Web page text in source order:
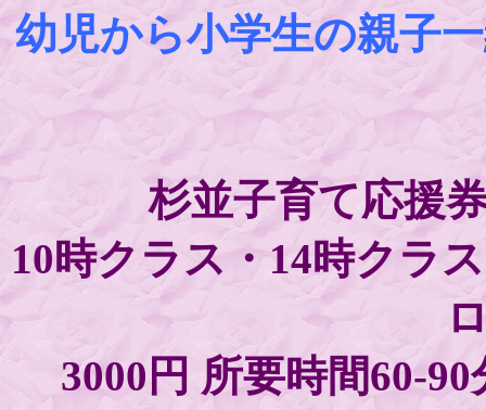
幼児から小学生の親子
杉並子育て応援
10時クラス・14時クラ
3000円 所要時間60-